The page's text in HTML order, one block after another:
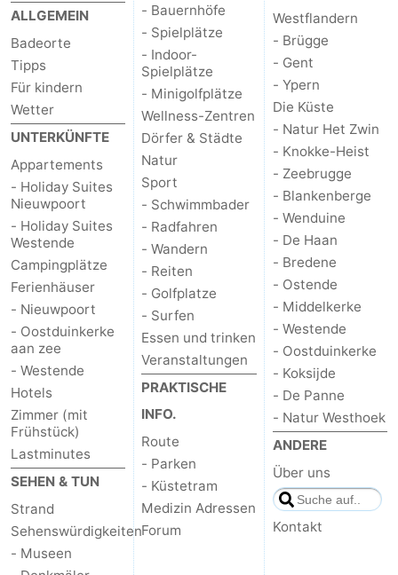
ALLGEMEIN
Badeorte
Tipps
Für kindern
Wetter
UNTERKÜNFTE
Appartements
- Holiday Suites
Nieuwpoort
- Holiday Suites
Westende
Campingplätze
Ferienhäuser
- Nieuwpoort
- Oostduinkerke
aan zee
- Westende
Hotels
Zimmer (mit
Frühstück)
Lastminutes
SEHEN & TUN
Strand
Sehenswürdigkeiten
- Museen
- Bauernhöfe
- Spielplätze
- Indoor-
Spielplätze
- Minigolfplätze
Wellness-Zentren
Dörfer & Städte
Natur
Sport
- Schwimmbader
- Radfahren
- Wandern
- Reiten
- Golfplatze
- Surfen
Essen und trinken
Veranstaltungen
PRAKTISCHE
INFO.
Route
- Parken
- Küstetram
Medizin Adressen
Forum
Westflandern
- Brügge
- Gent
- Ypern
Die Küste
- Natur Het Zwin
- Knokke-Heist
- Zeebrugge
- Blankenberge
- Wenduine
- De Haan
- Bredene
- Ostende
- Middelkerke
- Westende
- Oostduinkerke
- Koksijde
- De Panne
- Natur Westhoek
ANDERE
Über uns
Kontakt